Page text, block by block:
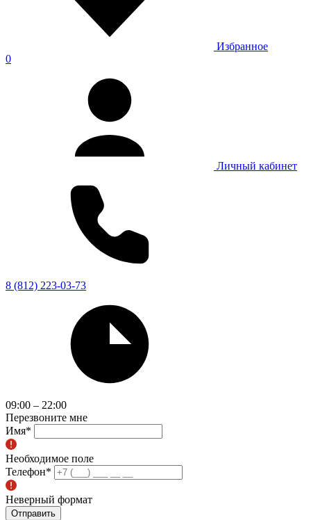
Избранное
0
Личный кабинет
8 (812) 223-03-73
09:00 – 22:00
Перезвоните мне
Имя*
Необходимое поле
Телефон*
Неверный формат
Отправить